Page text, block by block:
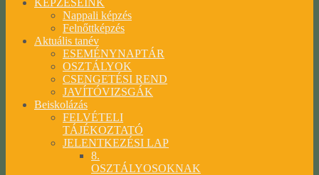
Nappali képzés
Felnőttképzés
Aktuális tanév
ESEMÉNYNAPTÁR
OSZTÁLYOK
CSENGETÉSI REND
JAVÍTÓVIZSGÁK
Beiskolázás
FELVÉTELI
TÁJÉKOZTATÓ
JELENTKEZÉSI LAP
8.
OSZTÁLYOSOKNAK